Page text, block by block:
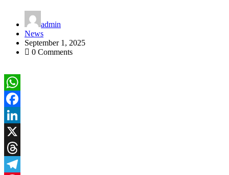
admin
News
September 1, 2025
0 Comments
WhatsApp
Facebook
LinkedIn
X
Threads